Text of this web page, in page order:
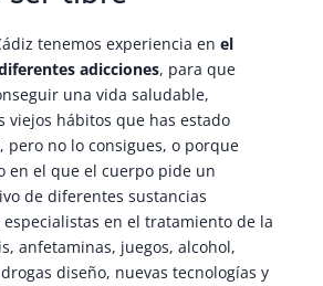
tenemos experiencia en el
adicciones, para que
una vida saludable,
viejos hábitos que has estado
pero no lo consigues, o porque
en el que el cuerpo pide un
de diferentes sustancias
especialistas en el tratamiento de la
anfetaminas, juegos, alcohol,
diseño, nuevas tecnologías y